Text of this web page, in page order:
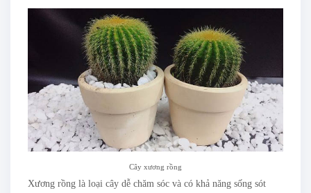
Cây xương rồng
Xương rồng là loại cây dễ chăm sóc và có khả năng sống sót